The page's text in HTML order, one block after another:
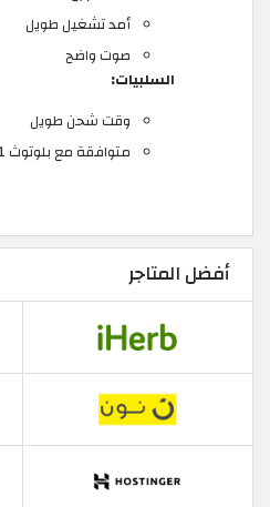
أمد تشغيل طويل
صوت واضح
السلبيات:
وقت شحن طويل
متوافقة مع بلوتوث 4.1 فقط
أفضل المتاجر